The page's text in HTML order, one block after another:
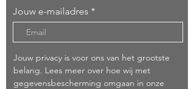
Jouw e-mailadres
Jouw privacy is voor ons van het grootste
belang. Lees meer over hoe wij met
gegevensbescherming omgaan in onze